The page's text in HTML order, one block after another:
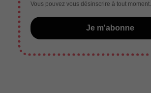
Vous pouvez vous désinscrire à tout moment.
Je m'abonne